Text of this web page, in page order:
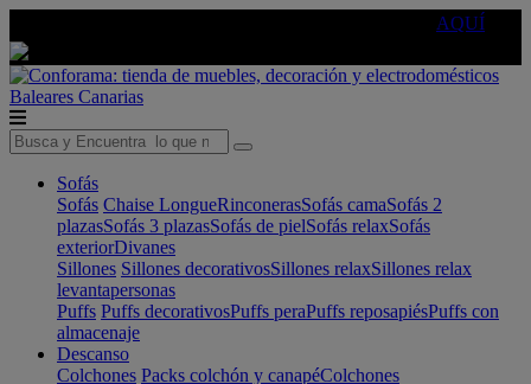
AQUÍ
Baleares Canarias
Sofás
Sofás Chaise LongueRinconerasSofás camaSofás 2
plazasSofás 3 plazasSofás de pielSofás relaxSofás
exteriorDivanes
Sillones Sillones decorativosSillones relaxSillones relax
levantapersonas
Puffs Puffs decorativosPuffs peraPuffs reposapiésPuffs con
almacenaje
Descanso
Colchones Packs colchón y canapéColchones